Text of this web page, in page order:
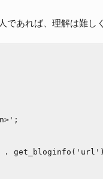
あれば、理解は難し
. get_bloginfo('url')